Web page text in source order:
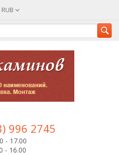
RUB
996 2745
- 17.00
- 16.00